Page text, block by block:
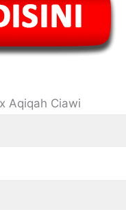
Aqiqah Ciawi